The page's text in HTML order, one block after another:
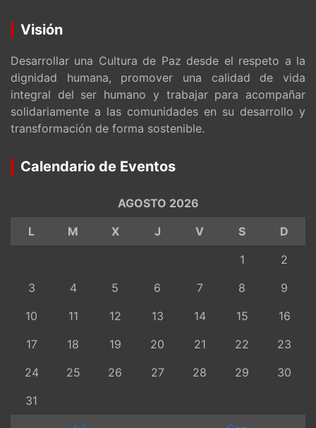
Visión
Desarrollar una Cultura de Paz desde el respeto a la
dignidad humana, promover una calidad de vida
integral del ser humano y trabajar para acompañar
solidariamente a las comunidades en su desarrollo y
transformación de forma sostenible.
Calendario de Eventos
AGOSTO 2026
L
M X J V S
D
1
2
3
4 5 6 7 8
9
10
11 12 13 14 15
16
17
18 19 20 21 22
23
24
25 26 27 28 29
30
31